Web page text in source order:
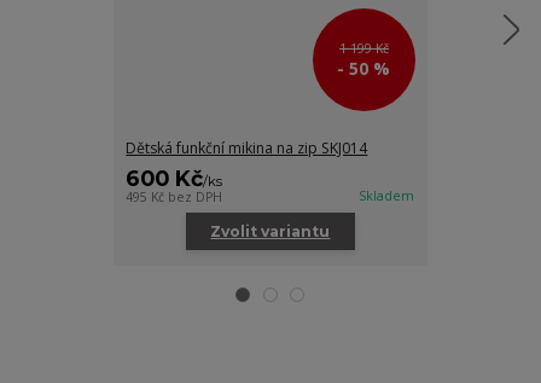
1 199 Kč
- 50 %
Dětská funkční mikina na zip SKJ014
600 Kč/ks
495 Kč bez DPH Skladem
Zvolit variantu